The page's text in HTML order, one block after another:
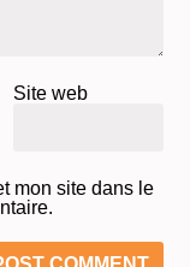
Site web
mon site dans le